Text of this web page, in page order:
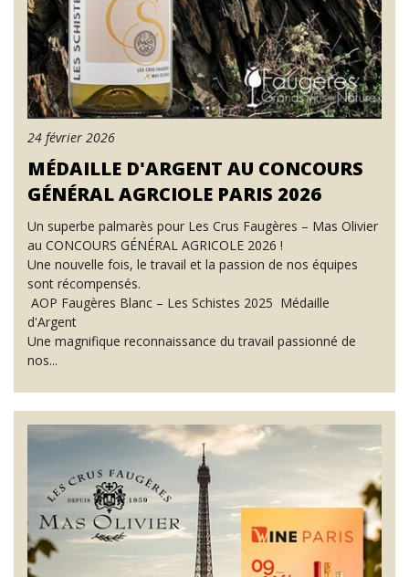
24 février 2026
MÉDAILLE D'ARGENT AU CONCOURS
GÉNÉRAL AGRCIOLE PARIS 2026
Un superbe palmarès pour Les Crus Faugères – Mas Olivier
au CONCOURS GÉNÉRAL AGRICOLE 2026 !
Une nouvelle fois, le travail et la passion de nos équipes
sont récompensés.
AOP Faugères Blanc – Les Schistes 2025 Médaille
d'Argent
Une magnifique reconnaissance du travail passionné de
nos...